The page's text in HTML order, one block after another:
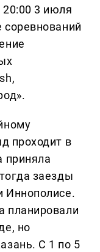
3 июля
проходит в
приняла
заезды
Иннополисе.
планировали
но
С 1 по 5